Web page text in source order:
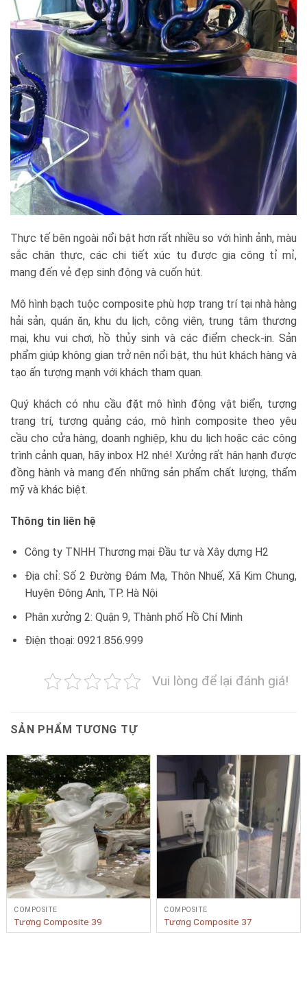
Thực tế bên ngoài nổi bật hơn rất nhiều so với hình ảnh, màu
sắc chân thực, các chi tiết xúc tu được gia công tỉ mỉ,
mang đến vẻ đẹp sinh động và cuốn hút.
Mô hình bạch tuộc composite phù hợp trang trí tại nhà hàng
hải sản, quán ăn, khu du lịch, công viên, trung tâm thương
mại, khu vui chơi, hồ thủy sinh và các điểm check-in. Sản
phẩm giúp không gian trở nên nổi bật, thu hút khách hàng và
tạo ấn tượng mạnh với khách tham quan.
Quý khách có nhu cầu đặt mô hình động vật biển, tượng
trang trí, tượng quảng cáo, mô hình composite theo yêu
cầu cho cửa hàng, doanh nghiệp, khu du lịch hoặc các công
trình cảnh quan, hãy inbox H2 nhé! Xưởng rất hân hạnh được
đồng hành và mang đến những sản phẩm chất lượng, thẩm
mỹ và khác biệt.
Thông tin liên hệ
Công ty TNHH Thương mại Đầu tư và Xây dựng H2
Địa chỉ: Số 2 Đường Đám Mạ, Thôn Nhuế, Xã Kim Chung,
Huyện Đông Anh, TP. Hà Nội
Phân xưởng 2: Quận 9, Thành phố Hồ Chí Minh
Điện thoại: 0921.856.999
Vui lòng để lại đánh giá!
SẢN PHẨM TƯƠNG TỰ
COMPOSITE
Tượng Composite 39
COMPOSITE
Tượng Composite 37